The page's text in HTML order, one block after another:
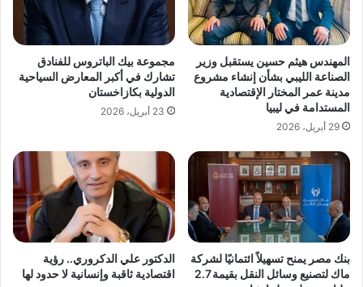
المهندس هيثم حسين يستقبل وزير
الصناعة الليبي بشأن إنشاء مشروع
مدينة عمر المختار الإقتصادية
المستدامة في ليبيا
29 أبريل، 2026
مجموعة بيك الباتروس للفنادق
تشارك في أكبر المعارض السياحية
الدولية بكازاخستان
23 أبريل، 2026
بنك مصر يمنح تسهيلاً ائتمانيًا لشركة
ماك لتصنيع وسائل النقل بقيمة 2.7
الدكتور علي الدكروري.. رؤية
اقتصادية ثاقبة وإنسانية لا حدود لها